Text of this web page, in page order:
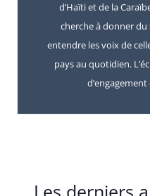
d’Haïti et de la
cherche à donner du
entendre les voix de
pays au quotidien.